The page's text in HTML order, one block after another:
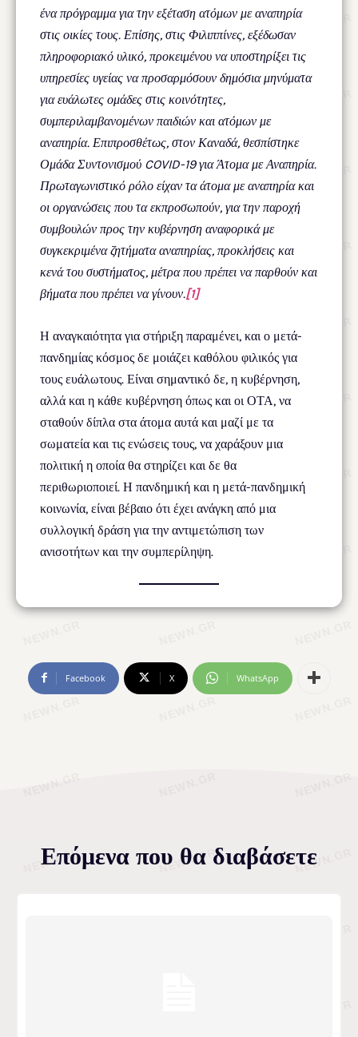
ένα πρόγραμμα για την εξέταση ατόμων με αναπηρία
στις οικίες τους. Επίσης, στις Φιλιππίνες, εξέδωσαν
πληροφοριακό υλικό, προκειμένου να υποστηρίξει τις
υπηρεσίες υγείας να προσαρμόσουν δημόσια μηνύματα
για ευάλωτες ομάδες στις κοινότητες,
συμπεριλαμβανομένων παιδιών και ατόμων με
αναπηρία. Επιπροσθέτως, στον Καναδά, θεσπίστηκε
Ομάδα Συντονισμού COVID-19 για Άτομα με Αναπηρία.
Πρωταγωνιστικό ρόλο είχαν τα άτομα με αναπηρία και
οι οργανώσεις που τα εκπροσωπούν, για την παροχή
συμβουλών προς την κυβέρνηση αναφορικά με
συγκεκριμένα ζητήματα αναπηρίας, προκλήσεις και
κενά του συστήματος, μέτρα που πρέπει να παρθούν και
βήματα που πρέπει να γίνουν.[1]
Η αναγκαιότητα για στήριξη παραμένει, και ο μετά-
πανδημίας κόσμος δε μοιάζει καθόλου φιλικός για
τους ευάλωτους. Είναι σημαντικό δε, η κυβέρνηση,
αλλά και η κάθε κυβέρνηση όπως και οι ΟΤΑ, να
σταθούν δίπλα στα άτομα αυτά και μαζί με τα
σωματεία και τις ενώσεις τους, να χαράξουν μια
πολιτική η οποία θα στηρίζει και δε θα
περιθωριοποιεί. Η πανδημική και η μετά-πανδημική
κοινωνία, είναι βέβαιο ότι έχει ανάγκη από μια
συλλογική δράση για την αντιμετώπιση των
ανισοτήτων και την συμπερίληψη.
Facebook X WhatsApp
Επόμενα που θα διαβάσετε